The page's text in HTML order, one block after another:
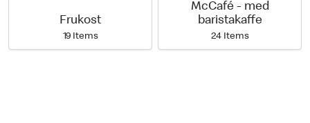
Frukost
19 Items
McCafé - med
baristakaffe
24 Items